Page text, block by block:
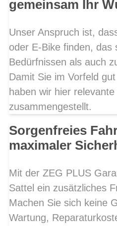
gemeinsam Ihr
Unser Anspruch ist,
oder E-Bike finden, das
Bedürfnissen als auch
Damit Sie im Vorfeld
haben wir hier
zusammengestellt.
Sorgenfreies
maximaler
Mit der ZEG PLUS
Sattel ein zusätzliches
Machen Sie sich keine
Wartung,